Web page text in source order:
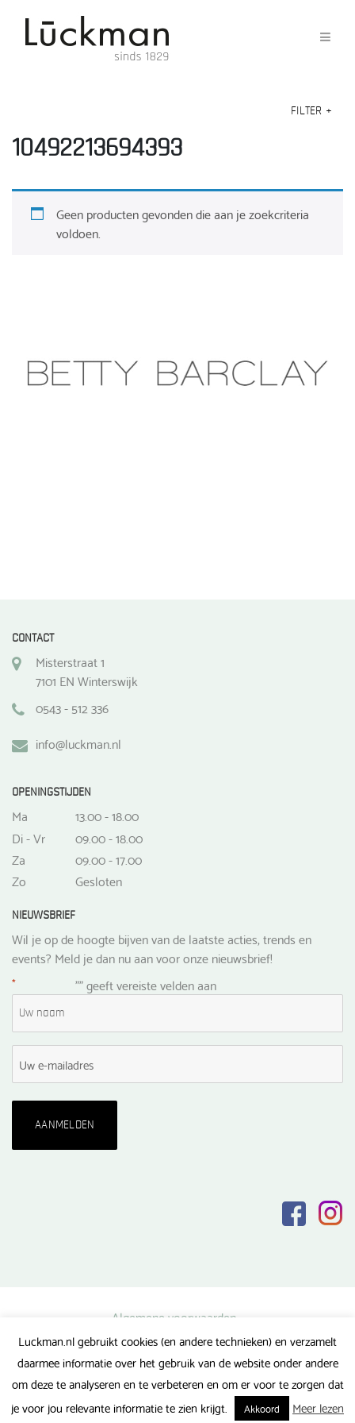
FILTER +
10492213694393
Geen producten gevonden die aan je zoekcriteria
voldoen.
CONTACT
Misterstraat 1
7101 EN Winterswijk
0543 - 512 336
info@luckman.nl
OPENINGSTIJDEN
Ma
13.00 - 18.00
Di - Vr
09.00 - 18.00
Za
09.00 - 17.00
Zo
Gesloten
NIEUWSBRIEF
Wil je op de hoogte bijven van de laatste acties, trends en
events? Meld je dan nu aan voor onze nieuwsbrief!
"
* " geeft vereiste velden aan
Algemene voorwaarden
Privacy verklaring
Veel gestelde vragen
Luckman.nl gebruikt cookies (en andere technieken) en verzamelt
daarmee informatie over het gebruik van de website onder andere
om deze te analyseren en te verbeteren en om er voor te zorgen dat
je voor jou relevante informatie te zien krijgt.
Akkoord Meer lezen